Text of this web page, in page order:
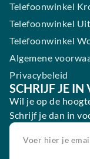
Telefoonwinkel
Telefoonwinkel
Telefoonwinkel
Algemene
Privacybeleid
SCHRIJF JE
Wil je op de
Schrijf je dan in